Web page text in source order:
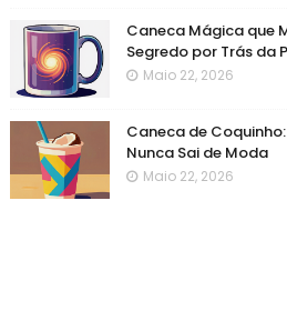
Caneca Mágica que
Segredo por Trás da
Maio 22, 2026
Caneca de
Nunca Sai de Moda
Maio 22, 2026